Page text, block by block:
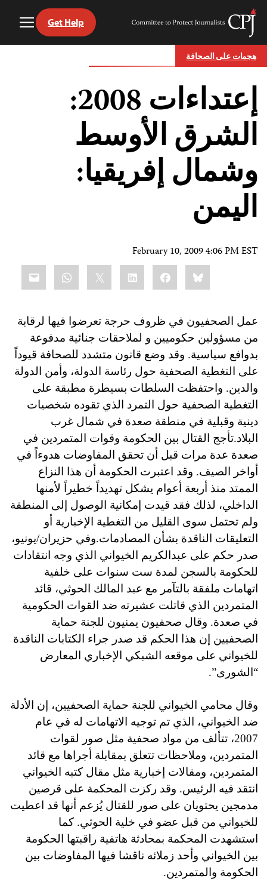
Skip
to
Committee
Protect
Journalists
Get Help
هجمات على الصحافة
إعتداءات 2008:
الشرق الأوسط
وشمال إفريقيا:
اليمن
February 10, 2009 4:06 PM EST
Bluesky
Facebook
LinkedIn
عمل الصحفيون في ظروف حرجة تعرضوا فيها لرقابة
من مسؤولين حكوميين و لملاحقات جنائية مدفوعة
بدوافع سياسية. وقد وضع قانون متشدد للصحافة قيوداً
على التغطية الصحفية حول رئاسة الدولة، وأمن الدولة
والدين. واحتفظت السلطات بسيطرة مطبقة على
التغطية الصحفية حول التمرد الذي تقوده شخصيات
دينية وقبلية في منطقة صعدة في شمال غرب
البلاد.تأجج القتال بين الحكومة وقوات المتمردين في
صعدة عدة مرات قبل أن تحقق المفاوضات هدوءاً في
أواخر الصيف. وقد اعتبرت الحكومة أن هذا النزاع
الممتد منذ أربعة أعوام يشكل تهديداً خطيراً لأمنها
الداخلي، لذلك فقد قيدت إمكانية الوصول إلى المنطقة
ولم تحتمل سوى القليل من التغطية الإخبارية أو
التعليقات الناقدة بشأن المصادمات.وفي حزيران/يونيو،
صدر حكم على عبدالكريم الخيواني الذي وجه انتقادات
للحكومة بالسجن لمدة ست سنوات على خلفية
اتهامات ملفقة بالتآمر مع عبد المالك الحوثي، قائد
المتمردين الذي قاتلت عشيرته ضد القوات الحكومية
في صعدة. وقال صحفيون يمنيون للجنة حماية
الصحفيين إن هذا الحكم قد صدر جراء الكتابات الناقدة
للخيواني على موقعه الشبكي الإخباري المعارض
“الشورى”.
وقال محامي الخيواني للجنة حماية الصحفيين، إن الأدلة
ضد الخيواني، الذي تم توجيه الاتهامات له في عام
2007، تتألف من مواد صحفية مثل صور لقوات
المتمردين، وملاحظات تتعلق بمقابلة أجراها مع قائد
المتمردين، ومقالات إخبارية مثل مقال كتبه الخيواني
انتقد فيه الرئيس. وقد ركزت المحكمة على قرصين
مدمجين يحتويان على صور للقتال يُزعم أنها قد اعطيت
للخيواني من قبل عضو في خلية الحوثي. كما
استشهدت المحكمة بمحادثة هاتفية راقبتها الحكومة
بين الخيواني وأحد زملائه ناقشا فيها المفاوضات بين
الحكومة والمتمردين.